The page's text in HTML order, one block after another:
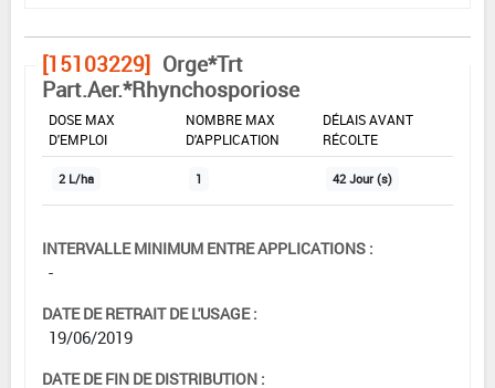
[15103229] Orge*Trt
Part.Aer.*Rhynchosporiose
DOSE MAX
D'EMPLOI
NOMBRE MAX
D'APPLICATION
DÉLAIS AVANT
RÉCOLTE
2 L/ha 1 42 Jour (s)
INTERVALLE MINIMUM ENTRE APPLICATIONS :
-
DATE DE RETRAIT DE L'USAGE :
19/06/2019
DATE DE FIN DE DISTRIBUTION :